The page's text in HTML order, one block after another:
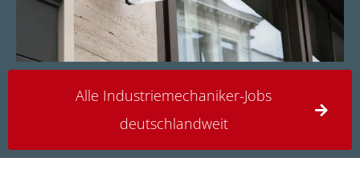
Alle Industriemechaniker-Jobs
deutschlandweit